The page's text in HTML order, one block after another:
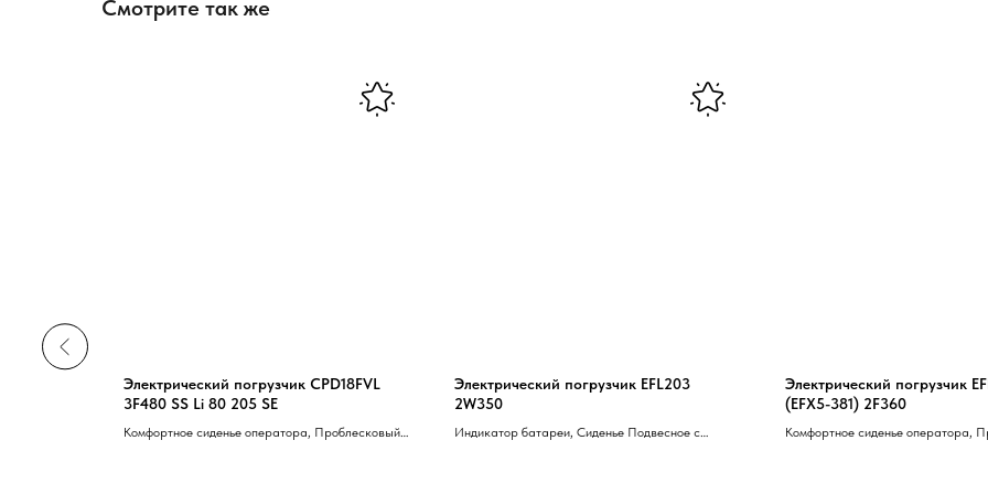
Смотрите так же
Электрический погрузчик CPD18FVL
3F480 SS Li 80 205 SE
Комфортное сиденье оператора, Проблесковый
Электрический погрузчик EFL203
2W350
Индикатор батареи, Сиденье Подвесное с
Электрический погрузчик
(EFX5-381) 2F360
Комфортное сиденье оператора,